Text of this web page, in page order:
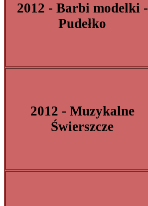
2012 - Barbi modelki -
Pudełko
2012 - Muzykalne
Świerszcze